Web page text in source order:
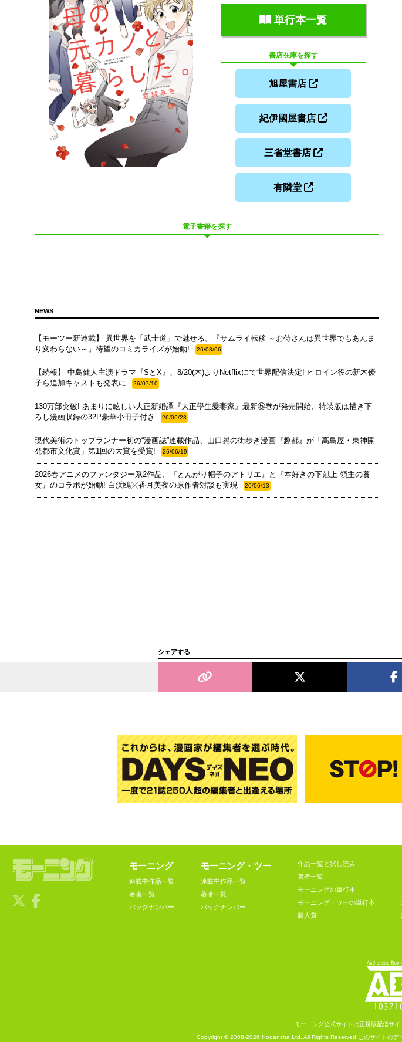
単行本一覧
書店在庫を探す
旭屋書店
紀伊國屋書店
三省堂書店
有隣堂
電子書籍を探す
NEWS
【モーツー新連載】 異世界を「武士道」で魅せる。『サムライ転移 ～お侍さんは異世界でもあんま
り変わらない～』待望のコミカライズが始動!
26/08/06
【続報】 中島健人主演ドラマ『SとX』、8/20(木)よりNetflixにて世界配信決定! ヒロイン役の新木優
子ら追加キャストも発表に
26/07/10
130万部突破! あまりに眩しい大正新婚譚『大正學生愛妻家』最新⑤巻が発売開始、特装版は描き下
ろし漫画収録の32P豪華小冊子付き
26/06/23
現代美術のトップランナー初の“漫画誌”連載作品、山口晃の街歩き漫画『趣都』が「高島屋・東神開
発都市文化賞」第1回の大賞を受賞!
26/06/19
2026春アニメのファンタジー系2作品、『とんがり帽子のアトリエ』と『本好きの下剋上 領主の養
女』のコラボが始動! 白浜鴎╳香月美夜の原作者対談も実現
26/06/13
シェアする
モーニング
連載中作品一覧
著者一覧
バックナンバー
モーニング・ツー
連載中作品一覧
著者一覧
バックナンバー
作品一覧と試し読み
著者一覧
モーニングの単行本
モーニング・ツーの単行本
新人賞
モーニング公式サイトは正規版配信サイ
Copyright © 2008-2026 Kodansha Ltd. All Rights Reserved. このサイトのデ